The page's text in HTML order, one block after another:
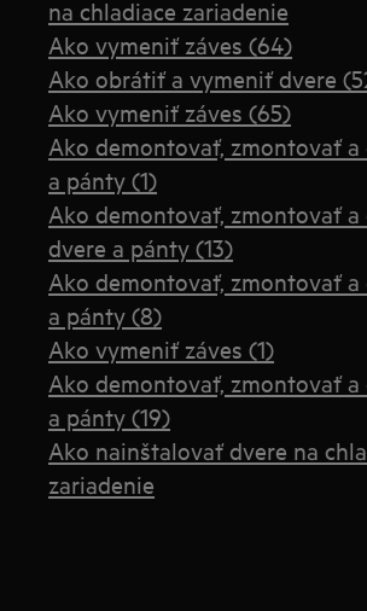
na chladiace zariadenie
Ako vymeniť záves (64)
Ako obrátiť a vymeniť dvere
Ako vymeniť záves (65)
Ako demontovať, zmontovať
a pánty (1)
Ako demontovať, zmontovať
dvere a pánty (13)
Ako demontovať, zmontovať
a pánty (8)
Ako vymeniť záves (1)
Ako demontovať, zmontovať
a pánty (19)
Ako nainštalovať dvere na
zariadenie